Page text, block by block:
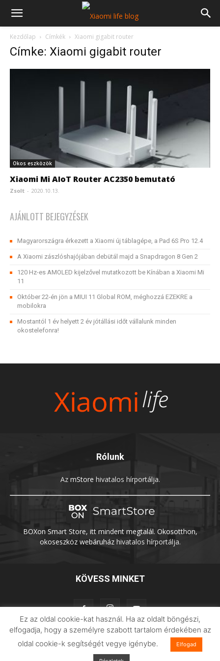
Kezdőlap Címkék Xiaomi gigabit router
Címke: Xiaomi gigabit router
Okos eszközök
Xiaomi Mi AIoT Router AC2350 bemutató
Zsolt - 2020.10.13.
AJÁNLOTT BEJEGYZÉSEK
Magyarországra érkezett a Xiaomi új táblagépe, a Pad 6S Pro 12.4
A Xiaomi zászlóshajójában debütál majd a Snapdragon 8 Gen 2
120 Hz-es AMOLED kijelzővel mutatkozott be Kínában a Xiaomi Mi
11
Október 22-én jön a MIUI 11 Global ROM, méghozzá EZEKRE a
mobilokra
Mostantól 1 év helyett 2 év jótállási időt vállalunk minden
okostelefonra!
Rólunk
Az mStore hivatalos hírportálja.
BOXon Smart Store, itt mindent megtalál. Okosotthon,
okoseszköz webáruházhivatalos hírportálja.
KÖVESS MINKET
Adatvédelem Impresszum Imilab
Ez az oldal cookie-kat használ. Ha az oldalt böngészi,
elfogadja, hogy a személyre szabott tartalom érdekében az
oldal cookie-k segítségét vegye igénybe.
Elfogad